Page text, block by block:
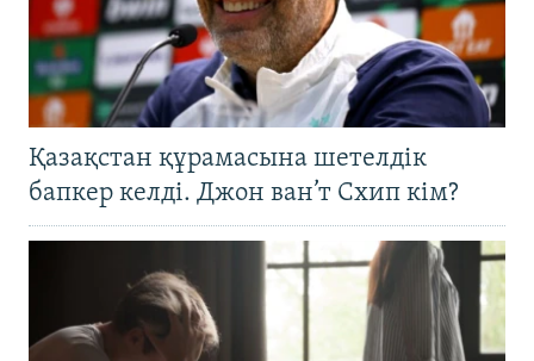
Қазақстан құрамасына шетелдік
бапкер келді. Джон ван’т Схип кім?